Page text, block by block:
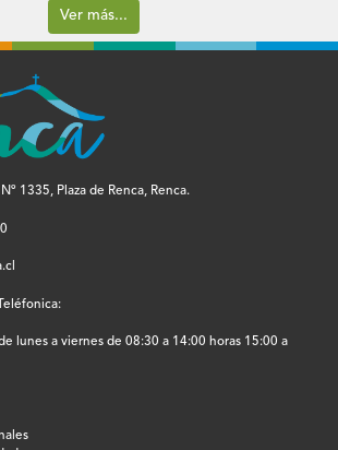
Ver más...
1335, Plaza de Renca, Renca.
lunes a viernes de 08:30 a 14:00 horas 15:00 a